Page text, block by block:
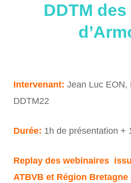
DDTM
Intervenant: Jean Luc EON,
DDTM22
Durée: 1h de présentation +
Replay des webinaires
ATBVB et Région Bretagne